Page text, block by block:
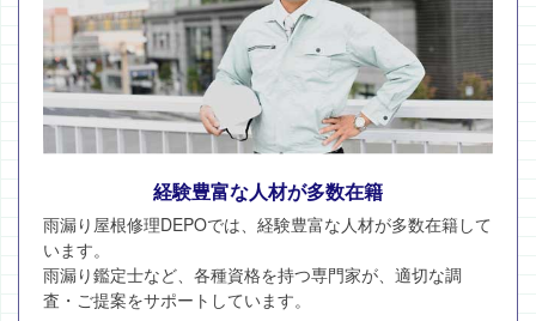
経験豊富な人材が多数在籍
雨漏り屋根修理DEPOでは、経験豊富な人材が多数在籍して
います。
雨漏り鑑定士など、各種資格を持つ専門家が、適切な調
査・ご提案をサポートしています。